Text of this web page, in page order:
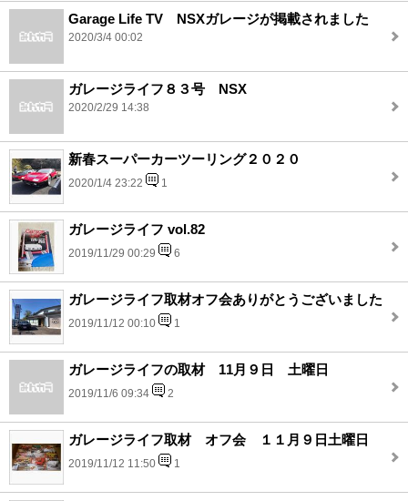
Garage Life TV NSXガレージが掲載されました
2020/3/4 00:02
ガレージライフ８３号 NSX
2020/2/29 14:38
新春スーパーカーツーリング２０２０
2020/1/4 23:22 1
ガレージライフ vol.82
2019/11/29 00:29 6
ガレージライフ取材オフ会ありがとうございました
2019/11/12 00:10 1
ガレージライフの取材 11月９日 土曜日
2019/11/6 09:34 2
ガレージライフ取材 オフ会 １１月９日土曜日
2019/11/12 11:50 1